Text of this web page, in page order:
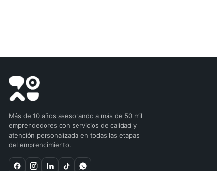
Más de 10 años asesorando a más de 50 mil
emprendedores con servicios de calidad y
atención personalizada en todas las etapas
del emprendimiento.